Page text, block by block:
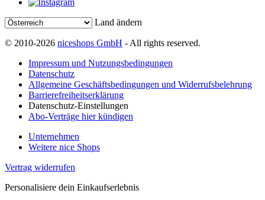
Land ändern
© 2010-2026 niceshops GmbH - All rights reserved.
Impressum und Nutzungsbedingungen
Datenschutz
Allgemeine Geschäftsbedingungen und Widerrufsbelehrung
Barrierefreiheitserklärung
Datenschutz-Einstellungen
Abo-Verträge hier kündigen
Unternehmen
Weitere nice Shops
Vertrag widerrufen
Personalisiere dein Einkaufserlebnis